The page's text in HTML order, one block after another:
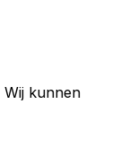
Wij kunnen